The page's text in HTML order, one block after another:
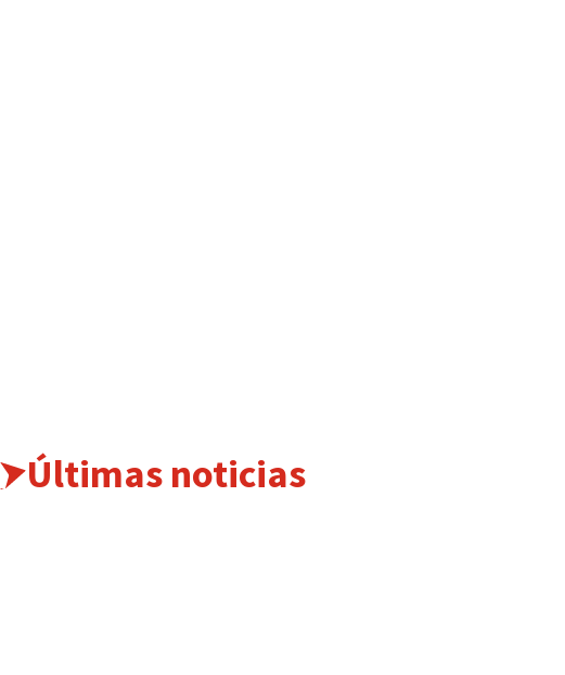
Últimas noticias